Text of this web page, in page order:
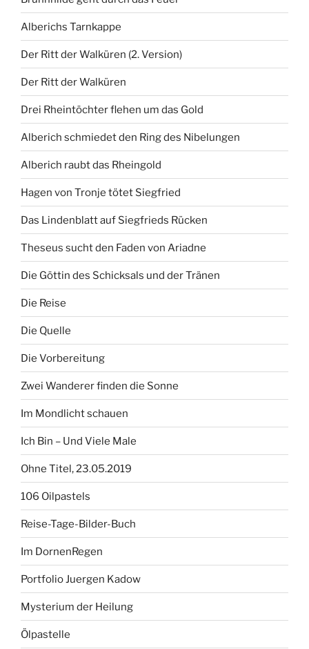
Alberichs Tarnkappe
Der Ritt der Walküren (2. Version)
Der Ritt der Walküren
Drei Rheintöchter flehen um das Gold
Alberich schmiedet den Ring des Nibelungen
Alberich raubt das Rheingold
Hagen von Tronje tötet Siegfried
Das Lindenblatt auf Siegfrieds Rücken
Theseus sucht den Faden von Ariadne
Die Göttin des Schicksals und der Tränen
Die Reise
Die Quelle
Die Vorbereitung
Zwei Wanderer finden die Sonne
Im Mondlicht schauen
Ich Bin – Und Viele Male
Ohne Titel, 23.05.2019
106 Oilpastels
Reise-Tage-Bilder-Buch
Im DornenRegen
Portfolio Juergen Kadow
Mysterium der Heilung
Ölpastelle